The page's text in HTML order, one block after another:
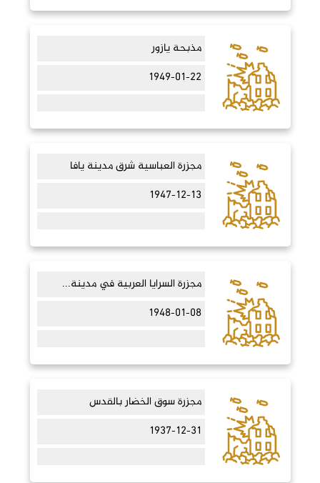
مذبحة يازور
1949-01-22
مجزرة العباسية شرق مدينة يافا
1947-12-13
مجزرة السرايا العربية في مدينة...
1948-01-08
مجزرة سوق الخضار بالقدس
1937-12-31